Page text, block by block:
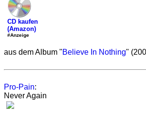
CD kaufen
(Amazon)
#Anzeige
aus dem Album "Believe In Nothing"
Pro-Pain:
Never Again